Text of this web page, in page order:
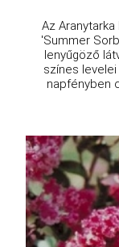
Az
'Summer
lenyűgöző
színes
napfényben